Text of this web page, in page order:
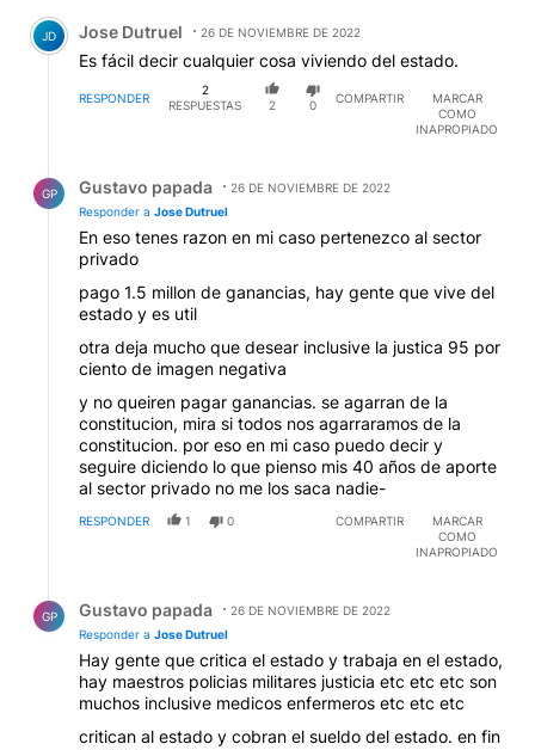
Comentario de Jose Dutruel.
JD Jose Dutruel 26 DE NOVIEMBRE DE 2022
Es fácil decir cualquier cosa viviendo del estado.
RESPONDER
2
RESPUESTAS
2 0
COMPARTIR
MARCAR
COMO
INAPROPIADO
GP Gustavo papada
26 DE NOVIEMBRE DE 2022
Responder a Jose Dutruel
En eso tenes razon en mi caso pertenezco al sector
privado
pago 1.5 millon de ganancias, hay gente que vive del
estado y es util
otra deja mucho que desear inclusive la justica 95 por
ciento de imagen negativa
y no queiren pagar ganancias. se agarran de la
constitucion, mira si todos nos agarraramos de la
constitucion. por eso en mi caso puedo decir y
seguire diciendo lo que pienso mis 40 años de aporte
al sector privado no me los saca nadie-
RESPONDER 1 0 COMPARTIR
MARCAR
COMO
INAPROPIADO
GP Gustavo papada
26 DE NOVIEMBRE DE 2022
Responder a Jose Dutruel
Hay gente que critica el estado y trabaja en el estado,
hay maestros policias militares justicia etc etc etc son
muchos inclusive medicos enfermeros etc etc etc
critican al estado y cobran el sueldo del estado. en fin